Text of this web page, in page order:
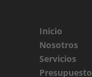
Inicio
Nosotros
Servicios
Presupuesto